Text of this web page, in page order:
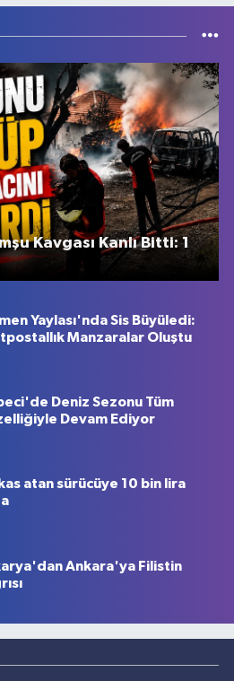
Kavgası Kanlı Bitti: 1
Yaylası'nda Sis Büyüledi:
Manzaralar Oluştu
Deniz Sezonu Tüm
Devam Ediyor
atan sürücüye 10 bin lira
Ankara'ya Filistin